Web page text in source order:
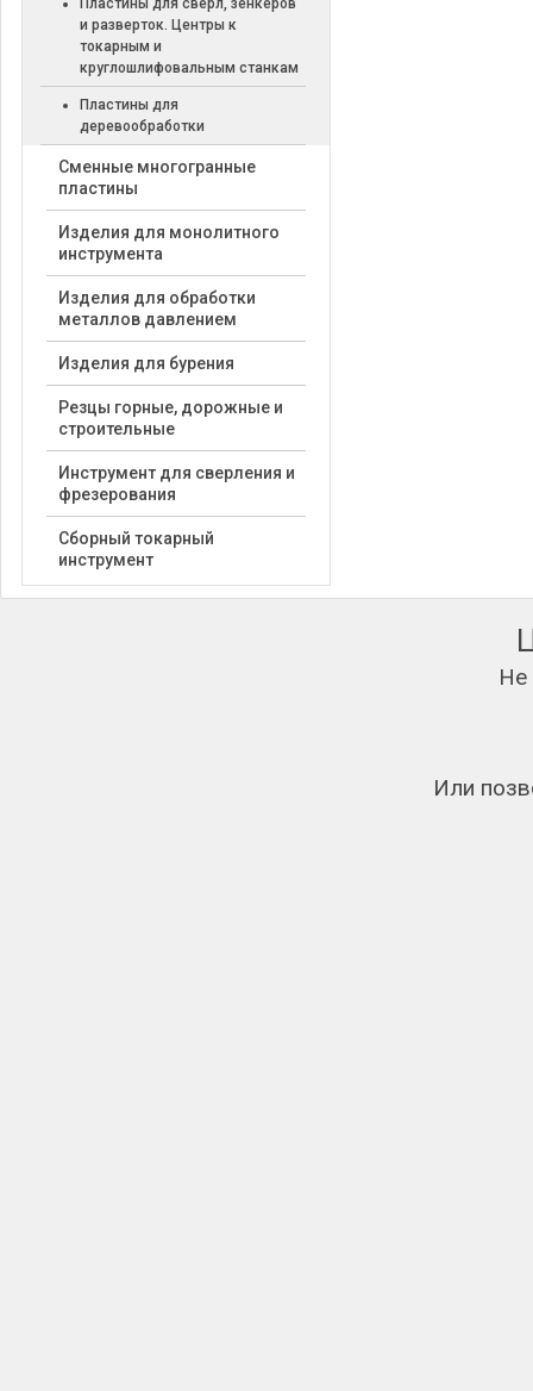
Пластины для сверл, зенкеров
и разверток. Центры к
токарным и
круглошлифовальным станкам
Пластины для
деревообработки
Cменные многогранные
пластины
Изделия для монолитного
инструмента
Изделия для обработки
металлов давлением
Изделия для бурения
Резцы горные, дорожные и
строительные
Инструмент для сверления и
фрезерования
Сборный токарный
инструмент
Не
Или